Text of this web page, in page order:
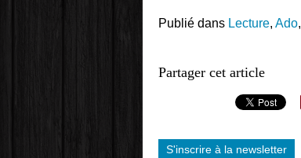
Publié dans Lecture, Ado,
Partager cet article
S'inscrire à la newsletter